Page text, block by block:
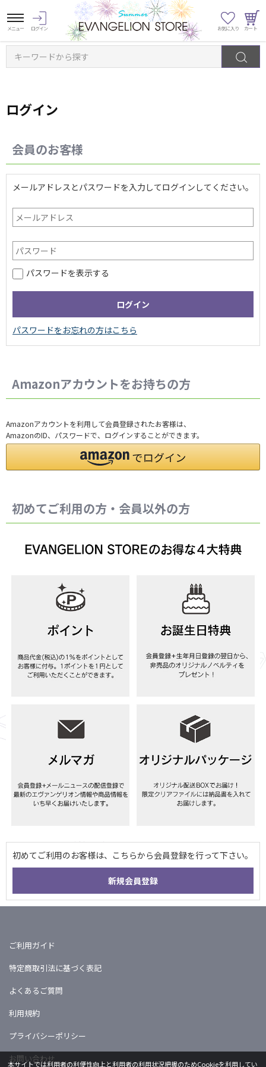
キーワードから探す
ログイン
会員のお客様
メールアドレスとパスワードを入力してログインしてください。
パスワードを表示する
Amazonアカウントをお持ちの方
Amazonアカウントを利用して会員登録されたお客様は、
AmazonのID、パスワードで、ログインすることができます。
初めてご利用の方・会員以外の方
ご利用ガイド
特定商取引法に基づく表記
よくあるご質問
利用規約
プライバシーポリシー
お問い合わせ
本サイトでは利用者の利便性向上と利用者の利用状況把握のためCookieを利用してい